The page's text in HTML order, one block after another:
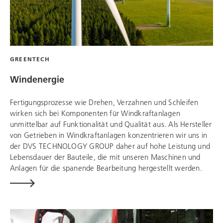
GREENTECH
Windenergie
Fertigungsprozesse wie Drehen, Verzahnen und Schleifen
wirken sich bei Komponenten für Windkraftanlagen
unmittelbar auf Funktionalität und Qualität aus. Als Hersteller
von Getrieben in Windkraftanlagen konzentrieren wir uns in
der DVS TECHNOLOGY GROUP daher auf hohe Leistung und
Lebensdauer der Bauteile, die mit unseren Maschinen und
Anlagen für die spanende Bearbeitung hergestellt werden.